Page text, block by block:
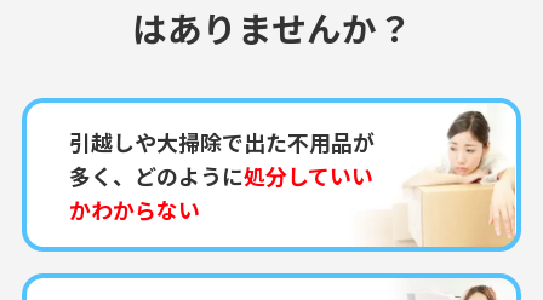
はありませんか？
引越しや大掃除で出た不用品が
多く、どのように処分していい
かわからない